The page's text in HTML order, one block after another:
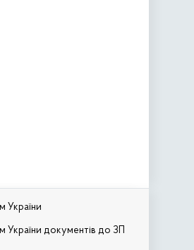
України
України документів до ЗП